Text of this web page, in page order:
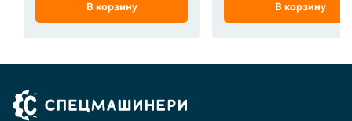
В корзину В корзину